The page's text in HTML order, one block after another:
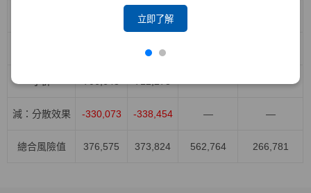
立即了解
137,958
47,568
減：分散效果 -330,073 -338,454 — —
總合風險值 376,575 373,824 562,764 266,781